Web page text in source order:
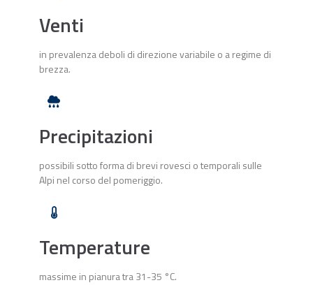
Venti
in prevalenza deboli di direzione variabile o a regime di
brezza.
Precipitazioni
possibili sotto forma di brevi rovesci o temporali sulle
Alpi nel corso del pomeriggio.
Temperature
massime in pianura tra 31-35 °C.